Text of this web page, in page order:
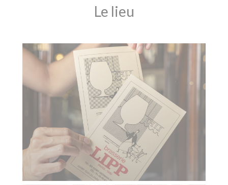
Le lieu